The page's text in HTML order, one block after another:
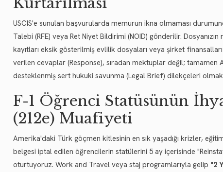
USCIS'e sunulan başvurularda memurun ikna olmaması
Talebi (RFE) veya Ret Niyet Bildirimi (NOID) gönderilir.
kayıtları eksik gösterilmiş evlilik dosyaları veya şirket
verilen cevaplar (Response), sıradan mektuplar değil; tamamen
desteklenmiş sert hukuki savunma (Legal Brief) dilekçeleri
F-1 Öğrenci Statüsünün
(212e) Muafiyeti
Amerika'daki Türk göçmen kitlesinin en sık yaşadığı krizler,
belgesi iptal edilen öğrencilerin statülerini 5 ay içerisinde
oturtuyoruz. Work and Travel veya staj programlarıyla gelip "2